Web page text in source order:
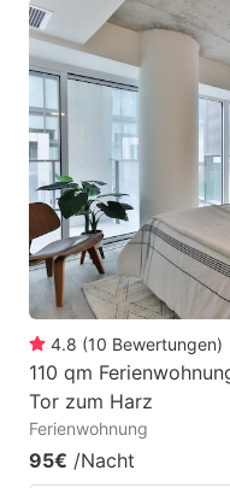
4.8 (10 Bewertungen)
110 qm
Tor zum Harz
Ferienwohnung
95€ /Nacht